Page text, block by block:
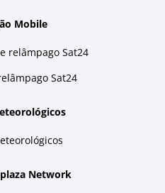
Mobile
relâmpago Sat24
Sat24
Network